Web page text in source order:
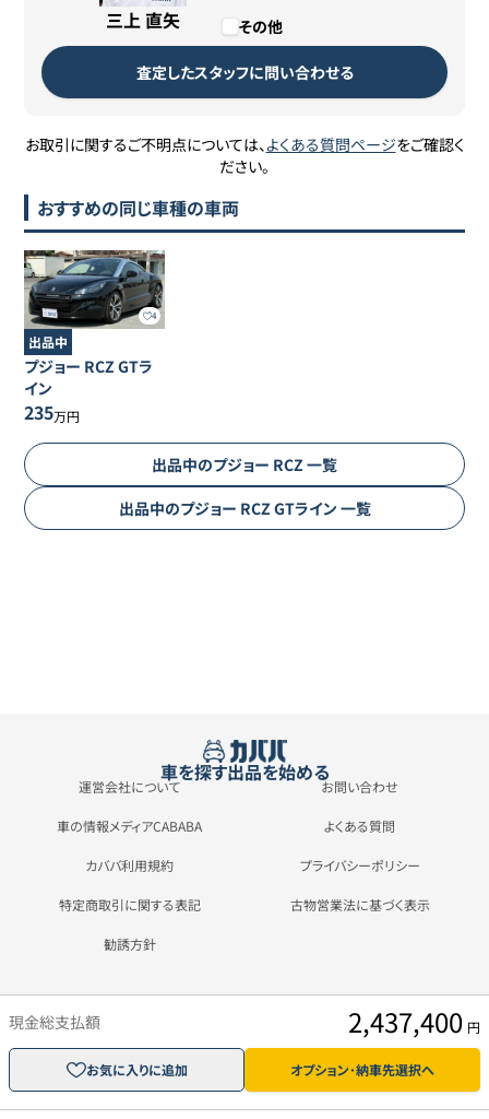
現金総支払額 2,437,400 円
お気に入りに追加 オプション･納車先選択へ
三上 直矢
その他
査定したスタッフに問い合わせる
お取引に関するご不明点については、よくある質問ページをご確認く
ださい。
おすすめの同じ車種の車両
4
出品中
プジョー RCZ GTラ
イン
235万円
出品中のプジョー RCZ 一覧
出品中のプジョー RCZ GTライン 一覧
車を探す出品を始める
運営会社について お問い合わせ
車の情報メディアCABABA よくある質問
カババ利用規約 プライバシーポリシー
特定商取引に関する表記 古物営業法に基づく表示
勧誘方針